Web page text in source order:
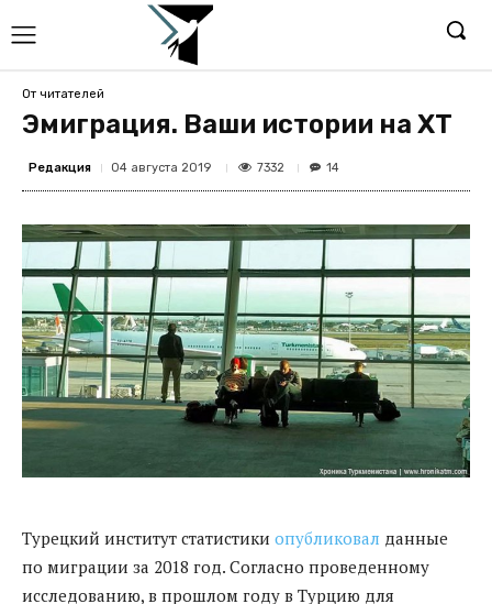
От читателей
Эмиграция. Ваши истории на ХТ
Редакция 04 августа 2019 7332 14
Турецкий институт статистики опубликовал данные
по миграции за 2018 год. Согласно проведенному
исследованию, в прошлом году в Турцию для